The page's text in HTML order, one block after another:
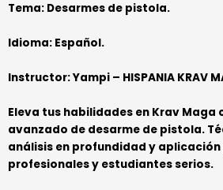
Tema: Desarmes de pistola.
Idioma: Español.
Instructor: Yampi – HISPANIA KRAV
Eleva tus habilidades en Krav Maga
avanzado de desarme de pistola.
análisis en profundidad y
profesionales y estudiantes serios.